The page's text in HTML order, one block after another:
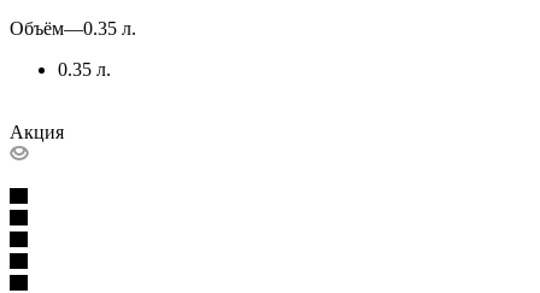
Объём—0.35 л.
0.35 л.
Акция